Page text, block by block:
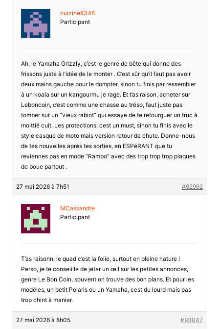
cuizine8346
Participant
Ah, le Yamaha Grizzly, c’est le genre de bête qui donne des
frissons juste à l’idée de le monter . C’est sûr qu’il faut pas avoir
deux mains gauche pour le dompter, sinon tu finis par ressembler
à un koala sur un kangourmu je rage. Et t’as raison, acheter sur
Leboncoin, c’est comme une chasse au tréso, faut juste pas
tomber sur un “vieux rabiot” qui essaye de te refourguer un truc à
moittié cuit. Les protections, cest un must, sinon tu finis avec le
style casque de moto mais version retour de chute. Donne-nous
de tes nouvelles après tes sorties, en ESPéRANT que tu
reviennes pas en mode “Rambo” avec des trop trop trop plaques
de boue partout .
27 mai 2026 à 7h51 #92962
MCassandre
Participant
T’as raisonn, le quad c’est la folie, surtout en pleine nature !
Perso, je te conseiille de jeter un œil sur les petites annonces,
genre Le Bon Coin, souvent on trouve des bon plans. Et pour les
modèles, un petit Polaris ou un Yamaha, cest du lourd mais pas
trop chint à manier.
27 mai 2026 à 8h05 #93047